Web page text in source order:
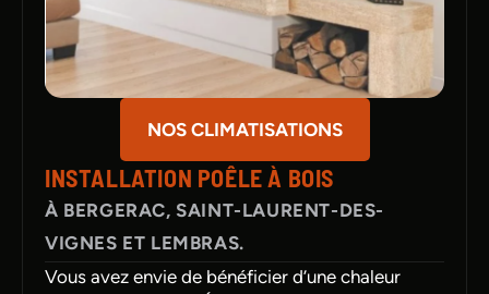
NOS CLIMATISATIONS
INSTALLATION POÊLE À BOIS
À BERGERAC, SAINT-LAURENT-DES-
VIGNES ET LEMBRAS.
Vous avez envie de bénéficier d’une chaleur